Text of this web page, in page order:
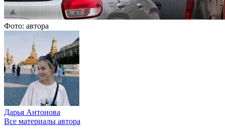
Фото: автора
Дарья Антонова
Все материалы автора